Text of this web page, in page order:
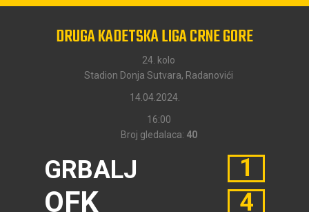
DRUGA KADETSKA LIGA CRNE GORE
24. kolo
Stadion Donja Sutvara, Radanovići
14.04.2024.
16:00
Broj gledalaca: 40
GRBALJ
OFK
1
4